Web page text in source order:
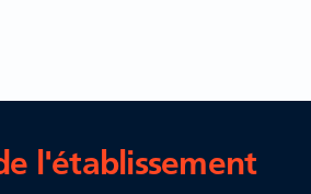
l'établissement